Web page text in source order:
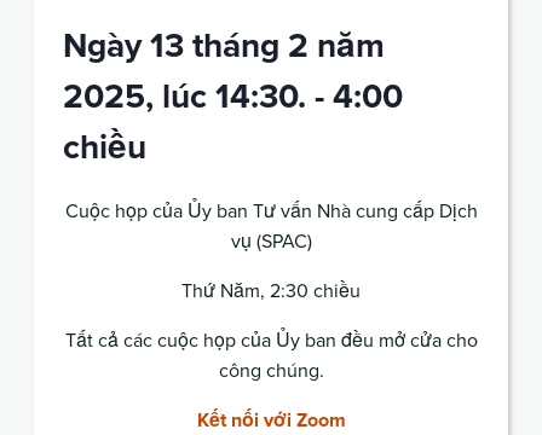
Ngày 13 tháng 2 năm
2025, lúc 14:30. -4:00
chiều
Cuộc họp của Ủy ban Tư vấn Nhà cung cấp Dịch
vụ (SPAC)
Thứ Năm, 2:30 chiều
Tất cả các cuộc họp của Ủy ban đều mở cửa cho
công chúng.
Kết nối với Zoom